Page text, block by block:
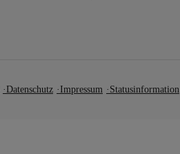
Datenschutz Impressum Statusinformation